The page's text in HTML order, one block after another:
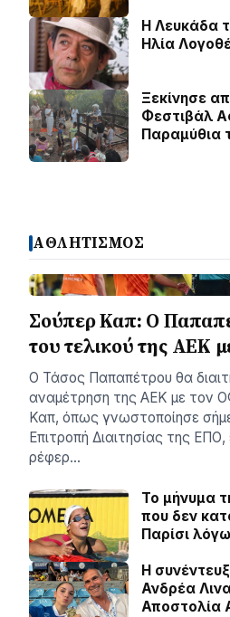
Η Λευκάδα
Ηλία
Ξεκίνησε
Φεστιβάλ
Παραμύθια
ΑΘΛΗΤΙΣΜΟΣ
Σούπερ Καπ: Ο
του τελικού της ΑΕΚ
Ο Τάσος Παπαπέτρου θα
αναμέτρηση της ΑΕΚ με τον
Καπ, όπως γνωστοποίησε
Επιτροπή Διαιτησίας της
ρέφερ…
Το μήνυμα
που δεν
Παρίσι
H
Ανδρέα
Αποστολία